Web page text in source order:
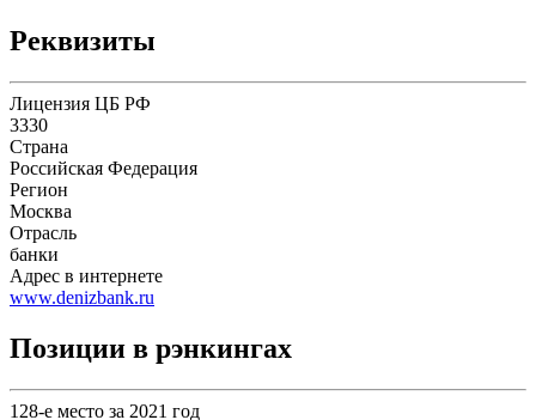
Реквизиты
Лицензия ЦБ РФ
3330
Страна
Российская Федерация
Регион
Москва
Отрасль
банки
Адрес в интернете
www.denizbank.ru
Позиции в рэнкингах
128-е место за 2021 год